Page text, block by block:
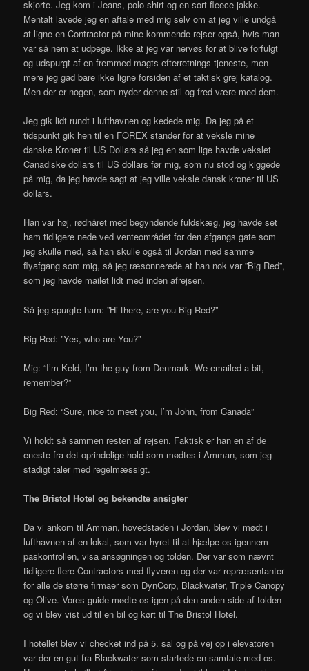
skjorte. Jeg kom i Jeans, polo shirt og en sort fleece jakke.
Mentalt lavede jeg en aftale med mig selv om at jeg ville undgå
at ligne en Contractor på mine kommende rejser også, hvis man
var så nem at udpege. Ikke at jeg var nervøs for at blive forfulgt
og udspurgt af en fremmed magts efterretnings tjeneste, men
mere jeg gad bare ikke ligne forsiden af et taktisk grej katalog.
Men der er nogen, som nyder denne stil og fred være med dem.
Jeg gik lidt rundt i lufthavnen og kedede mig. Da jeg på et
tidspunkt gik hen til en FOREX stander for at veksle mine
danske Kroner til US Dollars så jeg en som lige havde vekslet
Canadiske dollars til US dollars før mig, som nu stod og kiggede
på mig, da jeg havde sagt at jeg ville veksle dansk kroner til US
dollars.
Han var høj, rødhåret med begyndende fuldskæg, jeg havde set
ham tidligere nede ved venteområdet for den afgangs gate som
jeg skulle med, så han skulle også til Jordan med samme
flyafgang som mig, så jeg ræsonnerede at han nok var ”Big Red”,
som jeg havde mailet lidt med inden afrejsen.
Så jeg spurgte ham: ”Hi there, are you Big Red?”
Big Red: ”Yes, who are You?”
Mig: “I’m Keld, I’m the guy from Denmark. We emailed a bit,
remember?”
Big Red: “Sure, nice to meet you, I’m John, from Canada”
Vi holdt så sammen resten af rejsen. Faktisk er han en af de
eneste fra det oprindelige hold som mødtes i Amman, som jeg
stadigt taler med regelmæssigt.
The Bristol Hotel og bekendte ansigter
Da vi ankom til Amman, hovedstaden i Jordan, blev vi mødt i
lufthavnen af en lokal, som var hyret til at hjælpe os igennem
paskontrollen, visa ansøgningen og tolden. Der var som nævnt
tidligere flere Contractors med flyveren og der var repræsentanter
for alle de større firmaer som DynCorp, Blackwater, Triple Canopy
og Olive. Vores guide mødte os igen på den anden side af tolden
og vi blev vist ud til en bil og kørt til The Bristol Hotel.
I hotellet blev vi checket ind på 5. sal og på vej op i elevatoren
var der en gut fra Blackwater som startede en samtale med os.